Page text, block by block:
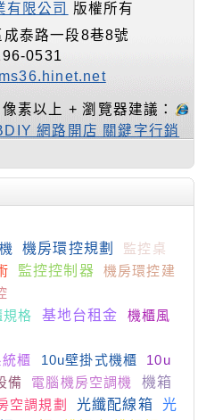
有限公司
版權所有
泰路一段8巷8號
0531
素以上 + 瀏覽器建議：
網路開店 關鍵字行銷
機房環控規劃
監控桌
監控控制器
機房環控建
格 基地台租金
機櫃風
櫃 10u壁掛式機櫃
10u
備 電腦機房空調機
機箱
空調規劃 光纖配線箱
光